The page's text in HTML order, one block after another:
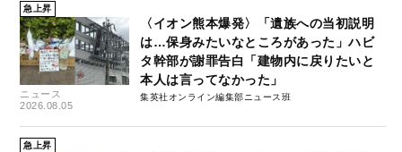
急上昇
ニュース
2026.08.05
〈イオン熊本爆発〉「遺族への当初説明
は…保身みたいなところがあった」ハビ
タ幹部が謝罪告白「建物内に戻りたいと
本人は言ってなかった」
集英社オンライン編集部ニュース班
急上昇